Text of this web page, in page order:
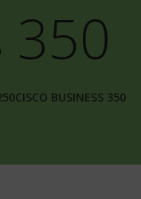
350
CISCO BUSINESS 350